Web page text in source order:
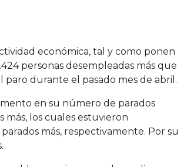
económica, tal y como ponen
personas desempleadas más que
paro durante el pasado mes de abril.
en su número de parados
más, los cuales estuvieron
más, respectivamente. Por su